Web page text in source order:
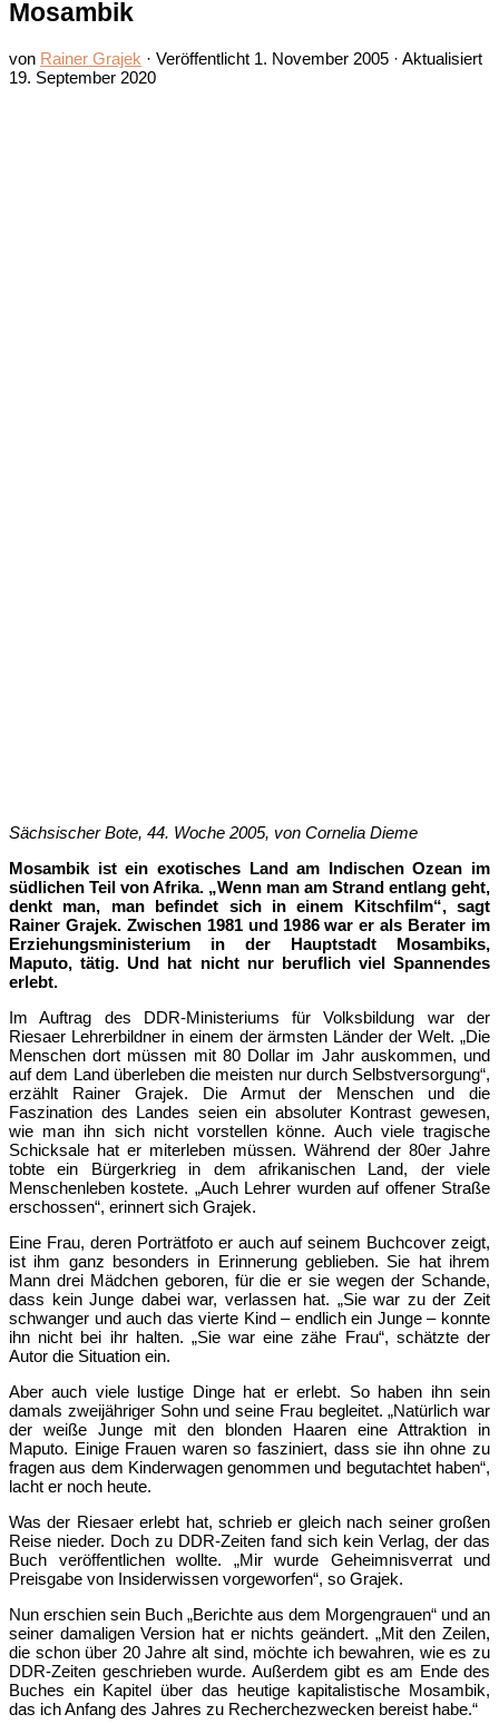
Mosambik
von Rainer Grajek · Veröffentlicht 1. November 2005 · Aktualisiert
19. September 2020
Sächsischer Bote, 44. Woche 2005, von Cornelia Dieme
Mosambik ist ein exotisches Land am Indischen Ozean im
südlichen Teil von Afrika. „Wenn man am Strand entlang geht,
denkt man, man befindet sich in einem Kitschfilm“, sagt
Rainer Grajek. Zwischen 1981 und 1986 war er als Berater im
Erziehungsministerium in der Hauptstadt Mosambiks,
Maputo, tätig. Und hat nicht nur beruflich viel Spannendes
erlebt.
Im Auftrag des DDR-Ministeriums für Volksbildung war der
Riesaer Lehrerbildner in einem der ärmsten Länder der Welt. „Die
Menschen dort müssen mit 80 Dollar im Jahr auskommen, und
auf dem Land überleben die meisten nur durch Selbstversorgung“,
erzählt Rainer Grajek. Die Armut der Menschen und die
Faszination des Landes seien ein absoluter Kontrast gewesen,
wie man ihn sich nicht vorstellen könne. Auch viele tragische
Schicksale hat er miterleben müssen. Während der 80er Jahre
tobte ein Bürgerkrieg in dem afrikanischen Land, der viele
Menschenleben kostete. „Auch Lehrer wurden auf offener Straße
erschossen“, erinnert sich Grajek.
Eine Frau, deren Porträtfoto er auch auf seinem Buchcover zeigt,
ist ihm ganz besonders in Erinnerung geblieben. Sie hat ihrem
Mann drei Mädchen geboren, für die er sie wegen der Schande,
dass kein Junge dabei war, verlassen hat. „Sie war zu der Zeit
schwanger und auch das vierte Kind – endlich ein Junge – konnte
ihn nicht bei ihr halten. „Sie war eine zähe Frau“, schätzte der
Autor die Situation ein.
Aber auch viele lustige Dinge hat er erlebt. So haben ihn sein
damals zweijähriger Sohn und seine Frau begleitet. „Natürlich war
der weiße Junge mit den blonden Haaren eine Attraktion in
Maputo. Einige Frauen waren so fasziniert, dass sie ihn ohne zu
fragen aus dem Kinderwagen genommen und begutachtet haben“,
lacht er noch heute.
Was der Riesaer erlebt hat, schrieb er gleich nach seiner großen
Reise nieder. Doch zu DDR-Zeiten fand sich kein Verlag, der das
Buch veröffentlichen wollte. „Mir wurde Geheimnisverrat und
Preisgabe von Insiderwissen vorgeworfen“, so Grajek.
Nun erschien sein Buch „Berichte aus dem Morgengrauen“ und an
seiner damaligen Version hat er nichts geändert. „Mit den Zeilen,
die schon über 20 Jahre alt sind, möchte ich bewahren, wie es zu
DDR-Zeiten geschrieben wurde. Außerdem gibt es am Ende des
Buches ein Kapitel über das heutige kapitalistische Mosambik,
das ich Anfang des Jahres zu Recherchezwecken bereist habe.“